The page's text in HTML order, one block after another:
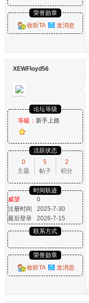
荣誉勋章
收听TA
发消息
XEWFloyd56
论坛等级
等級： 新手上路
活跃状态
0
主题
5
帖子
2
积分
时间轨迹
威望
0
注册时间
2025-7-30
最后登录
2026-7-15
联系方式
荣誉勋章
收听TA
发消息